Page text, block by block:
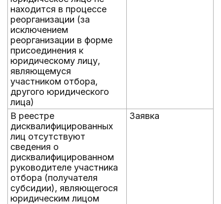
находится в процессе
реорганизации (за
исключением
реорганизации в форме
присоединения к
юридическому лицу,
являющемуся
участником отбора,
другого юридического
лица)
В реестре
дисквалифицированных
лиц отсутствуют
сведения о
дисквалифицированном
руководителе участника
отбора (получателя
субсидии), являющегося
юридическим лицом
Заявка